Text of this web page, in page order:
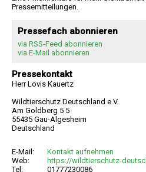
Pressemitteilungen.
Pressefach abonnieren
via RSS-Feed abonnieren
via E-Mail abonnieren
Pressekontakt
Herr Lovis Kauertz
Wildtierschutz Deutschland e.V.
Am Goldberg 5 5
55435 Gau-Algesheim
Deutschland
E-Mail:
Kontakt aufnehmen
Web:
https://wildtierschutz-
Tel:
01777230086